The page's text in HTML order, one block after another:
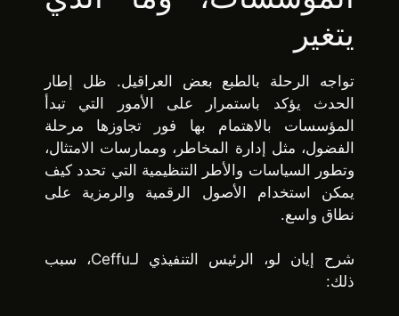
يتغير
تواجه الرحلة بالطبع بعض العراقيل. ظل إطار
الحدث يؤكد باستمرار على الأمور التي تبدأ
المؤسسات بالاهتمام بها فور تجاوزها مرحلة
الفضول، مثل إدارة المخاطر، وممارسات الامتثال،
وتطور السياسات والأطر التنظيمية التي تحدد كيف
يمكن استخدام الأصول الرقمية والرمزية على
نطاق واسع.
شرح إيان لو، الرئيس التنفيذي لـCeffu، سبب
ذلك: